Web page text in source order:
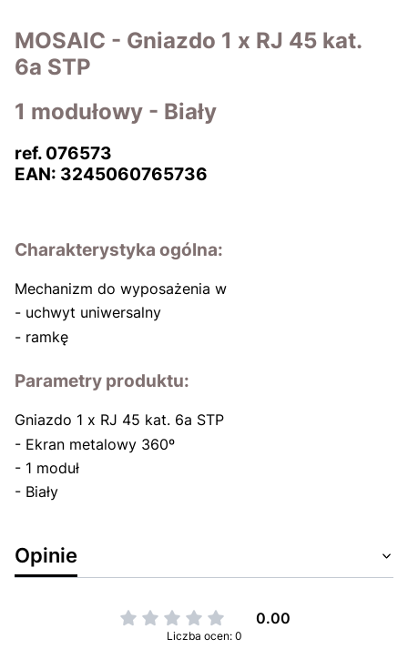
MOSAIC - Gniazdo 1 x RJ 45 kat.
6a STP
1 modułowy - Biały
ref. 076573
EAN: 3245060765736
Charakterystyka ogólna:
Mechanizm do wyposażenia w
- uchwyt uniwersalny
- ramkę
Parametry produktu:
Gniazdo 1 x RJ 45 kat. 6a STP
- Ekran metalowy 360º
- 1 moduł
- Biały
Opinie
0.00
Liczba ocen: 0